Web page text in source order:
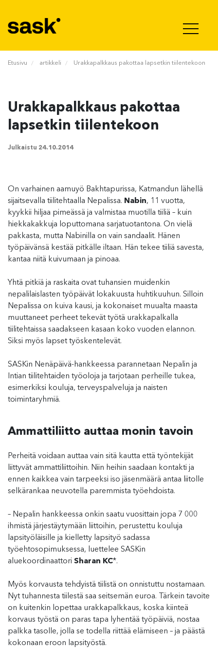
Etusivu artikkeli Urakkapalkkaus pakottaa lapsetkin tiilentekoon
Urakkapalkkaus pakottaa
lapsetkin tiilentekoon
Julkaistu 24.10.2014
On varhainen aamuyö Bakhtapurissa, Katmandun lähellä
sijaitsevalla tiilitehtaalla Nepalissa. Nabin, 11 vuotta,
kyykkii hiljaa pimeässä ja valmistaa muotilla tiiliä – kuin
hiekkakakkuja loputtomana sarjatuotantona. On vielä
pakkasta, mutta Nabinilla on vain sandaalit. Hänen
työpäivänsä kestää pitkälle iltaan. Hän tekee tiiliä savesta,
kantaa niitä kuivumaan ja pinoaa.
Yhtä pitkiä ja raskaita ovat tuhansien muidenkin
nepalilaislasten työpäivät lokakuusta huhtikuuhun. Silloin
Nepalissa on kuiva kausi, ja kokonaiset muualta maasta
muuttaneet perheet tekevät työtä urakkapalkalla
tiilitehtaissa saadakseen kasaan koko vuoden elannon.
Siksi myös lapset työskentelevät.
SASKin Nenäpäivä-hankkeessa parannetaan Nepalin ja
Intian tiilitehtaiden työoloja ja tarjotaan perheille tukea,
esimerkiksi kouluja, terveyspalveluja ja naisten
toimintaryhmiä.
Ammattiliitto auttaa monin tavoin
Perheitä voidaan auttaa vain sitä kautta että työntekijät
liittyvät ammattiliittoihin. Niin heihin saadaan kontakti ja
ennen kaikkea vain tarpeeksi iso jäsenmäärä antaa liitolle
selkärankaa neuvotella paremmista työehdoista.
– Nepalin hankkeessa onkin saatu vuosittain jopa 7 000
ihmistä järjestäytymään liittoihin, perustettu kouluja
lapsityöläisille ja kielletty lapsityö sadassa
työehtosopimuksessa, luettelee SASKin
aluekoordinaattori Sharan KC*.
Myös korvausta tehdyistä tiilistä on onnistuttu nostamaan.
Nyt tuhannesta tiilestä saa seitsemän euroa. Tärkein tavoite
on kuitenkin lopettaa urakkapalkkaus, koska kiinteä
korvaus työstä on paras tapa lyhentää työpäiviä, nostaa
palkka tasolle, jolla se todella riittää elämiseen – ja päästä
kokonaan eroon lapsityöstä.